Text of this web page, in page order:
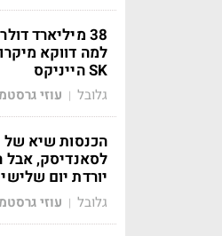
38 מיליארד
למה דווקא
SK הייניקס
גלובל | עוזי
לסאנדיסק, אבל
יורדת יום שלישי
גלובל | עוזי